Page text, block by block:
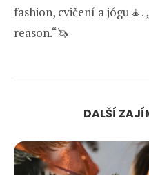
fashion, cvičení a
reason.“🦄
DALŠÍ